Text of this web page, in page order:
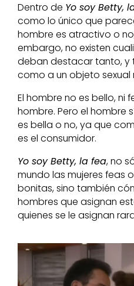
Dentro de Yo soy Betty,
como lo único que
hombre es atractivo o
embargo, no existen
deban destacar tanto,
como a un objeto sexual
El hombre no es bello, ni
hombre. Pero el hombre
es bella o no, ya que
es el consumidor.
Yo soy Betty, la fea, no
mundo las mujeres feas
bonitas, sino también
hombres que asignan
quienes se le asignan